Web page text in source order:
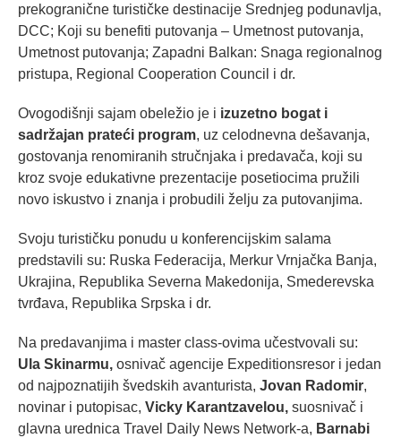
prekogranične turističke destinacije Srednjeg podunavlja,
DCC; Koji su benefiti putovanja – Umetnost putovanja,
Umetnost putovanja; Zapadni Balkan: Snaga regionalnog
pristupa, Regional Cooperation Council i dr.
Ovogodišnji sajam obeležio je i izuzetno bogat i
sadržajan prateći program, uz celodnevna dešavanja,
gostovanja renomiranih stručnjaka i predavača, koji su
kroz svoje edukativne prezentacije posetiocima pružili
novo iskustvo i znanja i probudili želju za putovanjima.
Svoju turističku ponudu u konferencijskim salama
predstavili su: Ruska Federacija, Merkur Vrnjačka Banja,
Ukrajina, Republika Severna Makedonija, Smederevska
tvrđava, Republika Srpska i dr.
Na predavanjima i master class-ovima učestvovali su:
Ula Skinarmu, osnivač agencije Expeditionsresor i jedan
od najpoznatijih švedskih avanturista, Jovan Radomir,
novinar i putopisac, Vicky Karantzavelou, suosnivač i
glavna urednica Travel Daily News Network-a, Barnabi